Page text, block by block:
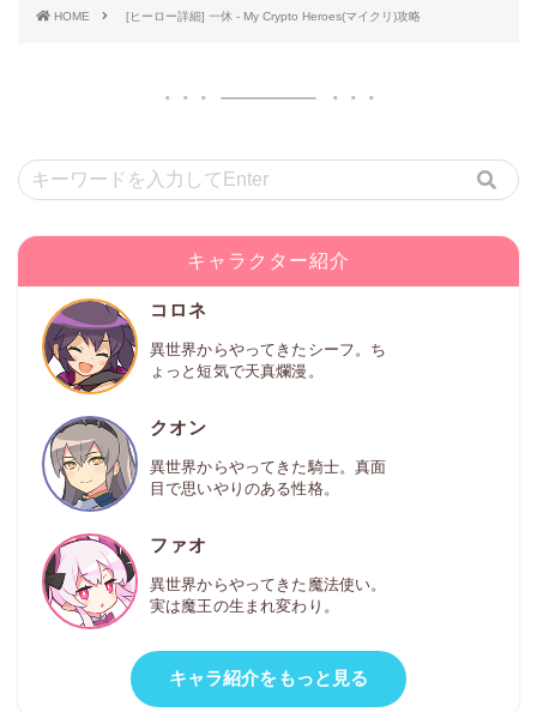
HOME [ヒーロー詳細] 一休 - My Crypto Heroes(マイクリ)攻略
キャラクター紹介
コロネ
異世界からやってきたシーフ。ち
ょっと短気で天真爛漫。
クオン
異世界からやってきた騎士。真面
目で思いやりのある性格。
ファオ
異世界からやってきた魔法使い。
実は魔王の生まれ変わり。
キャラ紹介をもっと見る